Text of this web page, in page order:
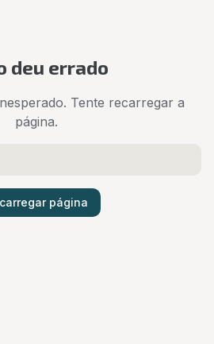
deu errado
Tente recarregar a
página.
página